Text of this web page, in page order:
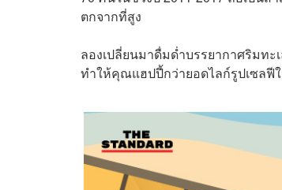
ตกจากที่สูง
ลองเปลี่ยนมาดื่มด่ำบรรยากาศริมท
ทำให้คุณแฮปปี้กว่ายอดไลก์รูปเซลฟี